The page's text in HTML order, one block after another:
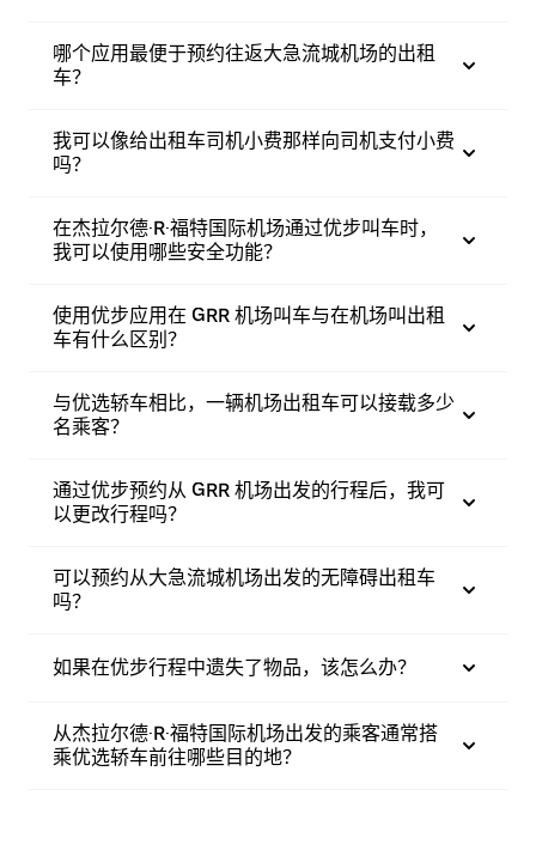
哪个应用最便于预约往返大急流城机场的出租
车？
我可以像给出租车司机小费那样向司机支付小费
吗？
在杰拉尔德·R·福特国际机场通过优步叫车时，
我可以使用哪些安全功能？
使用优步应用在 GRR 机场叫车与在机场叫出租
车有什么区别？
与优选轿车相比，一辆机场出租车可以接载多少
名乘客？
通过优步预约从 GRR 机场出发的行程后，我可
以更改行程吗？
可以预约从大急流城机场出发的无障碍出租车
吗？
如果在优步行程中遗失了物品，该怎么办？
从杰拉尔德·R·福特国际机场出发的乘客通常搭
乘优选轿车前往哪些目的地？